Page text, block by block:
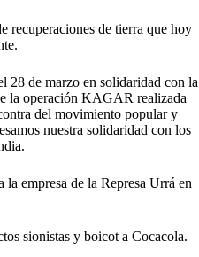
recuperaciones de tierra que hoy
28 de marzo en solidaridad con la
la operación KAGAR realizada
del movimiento popular y
nuestra solidaridad con los
la empresa de la Represa Urrá en
sionistas y boicot a Cocacola.